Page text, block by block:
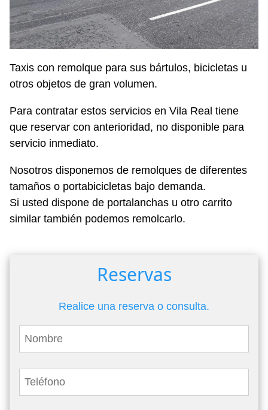
Taxis con remolque para sus bártulos, bicicletas u
otros objetos de gran volumen.
Para contratar estos servicios en Vila Real tiene
que reservar con anterioridad, no disponible para
servicio inmediato.
Nosotros disponemos de remolques de diferentes
tamaños o portabicicletas bajo demanda.
Si usted dispone de portalanchas u otro carrito
similar también podemos remolcarlo.
Reservas
Realice una reserva o consulta.